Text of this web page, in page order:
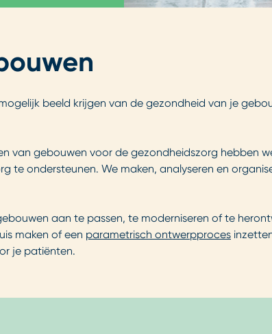
beeld krijgen van de gezondheid van je
van gebouwen voor de gezondheidszorg hebben
te ondersteunen. We maken, analyseren en
aan te passen, te moderniseren of te
maken of een parametrisch ontwerpproces
je patiënten.